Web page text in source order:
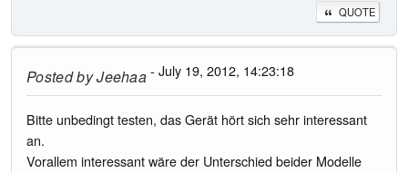
QUOTE
Posted byJeehaa- July 19, 2012, 14:23:18
Bitte unbedingt testen, das Gerät hört sich sehr interessant
an.
Vorallem interessant wäre der Unterschied beider Modelle